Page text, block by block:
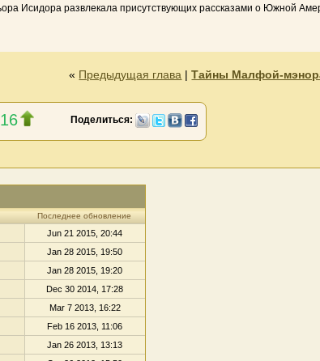
Исидора развлекала присутствующих рассказами о Южной
« Предыдущая глава |Тайны Малфой-
Поделиться:
Последнее обновление
Jun 21 2015, 20:44
Jan 28 2015, 19:50
Jan 28 2015, 19:20
Dec 30 2014, 17:28
Mar 7 2013, 16:22
Feb 16 2013, 11:06
Jan 26 2013, 13:13